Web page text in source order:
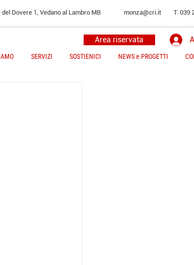
Dovere 1, Vedano al Lambro MB monza@cri.it T. 039
Area riservata
SERVIZI SOSTIENICI NEWS e PROGETTI